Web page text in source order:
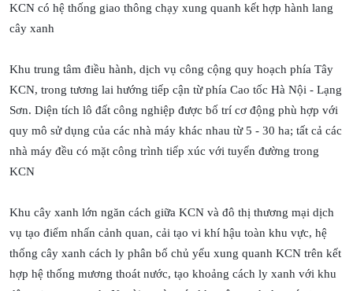
KCN có hệ thống giao thông chạy xung quanh kết hợp hành lang
cây xanh
Khu trung tâm điều hành, dịch vụ công cộng quy hoạch phía Tây
KCN, trong tương lai hướng tiếp cận từ phía Cao tốc Hà Nội - Lạng
Sơn. Diện tích lô đất công nghiệp được bố trí cơ động phù hợp với
quy mô sử dụng của các nhà máy khác nhau từ 5 - 30 ha; tất cả các
nhà máy đều có mặt công trình tiếp xúc với tuyến đường trong
KCN
Khu cây xanh lớn ngăn cách giữa KCN và đô thị thương mại dịch
vụ tạo điểm nhấn cảnh quan, cải tạo vi khí hậu toàn khu vực, hệ
thống cây xanh cách ly phân bố chủ yếu xung quanh KCN trên kết
hợp hệ thống mương thoát nước, tạo khoảng cách ly xanh với khu